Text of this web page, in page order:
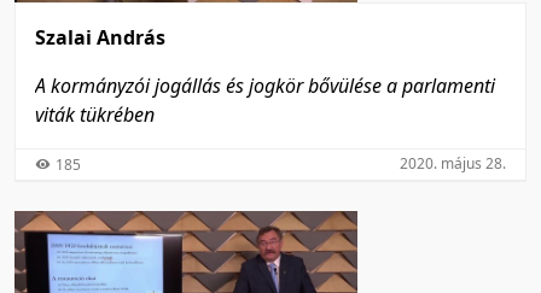
Szalai András
A kormányzói jogállás és jogkör bővülése a parlamenti
viták tükrében
185 2020. május 28.